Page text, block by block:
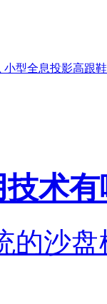
小型全息投影高跟
术
的沙